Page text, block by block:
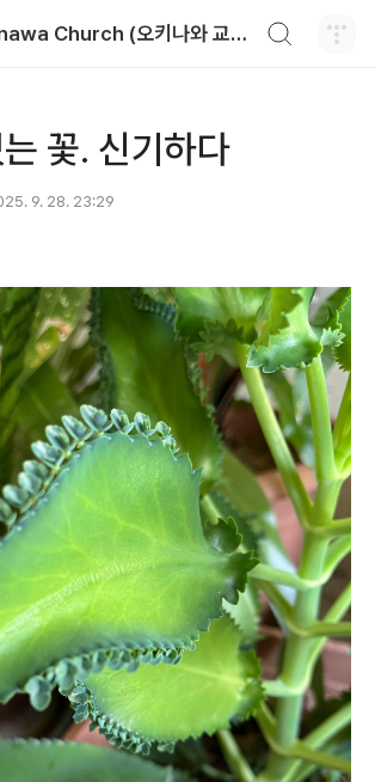
Okinawa Church (오키나와 교회)
꽃. 신기하다
9. 28. 23:29